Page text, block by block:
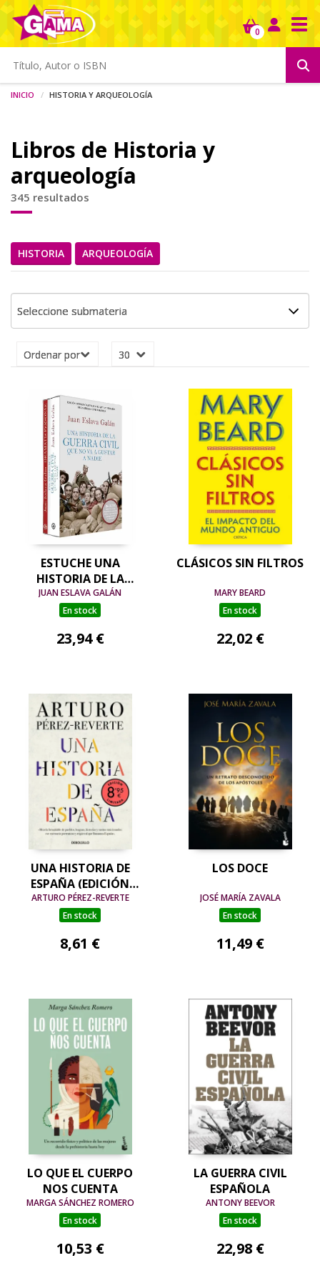
0
Inicio Historia y arqueología
Libros de Historia y
arqueología
345 resultados
HISTORIA ARQUEOLOGÍA
ESTUCHE UNA
HISTORIA DE LA
GUERRA CIVIL QUE NO
VA A GUSTAR A NADIE
JUAN ESLAVA GALÁN
En stock
23,94 €
CLÁSICOS SIN FILTROS
MARY BEARD
En stock
22,02 €
UNA HISTORIA DE
ESPAÑA (EDICIÓN
LIMITADA · VERANO)
ARTURO PÉREZ-REVERTE
En stock
8,61 €
LOS DOCE
JOSÉ MARÍA ZAVALA
En stock
11,49 €
LO QUE EL CUERPO
NOS CUENTA
MARGA SÁNCHEZ ROMERO
En stock
10,53 €
LA GUERRA CIVIL
ESPAÑOLA
ANTONY BEEVOR
En stock
22,98 €